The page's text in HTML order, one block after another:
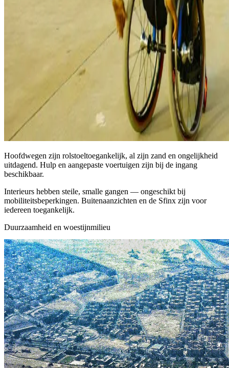
Hoofdwegen zijn rolstoeltoegankelijk, al zijn zand en ongelijkheid
uitdagend. Hulp en aangepaste voertuigen zijn bij de ingang
beschikbaar.
Interieurs hebben steile, smalle gangen — ongeschikt bij
mobiliteitsbeperkingen. Buitenaanzichten en de Sfinx zijn voor
iedereen toegankelijk.
Duurzaamheid en woestijnmilieu